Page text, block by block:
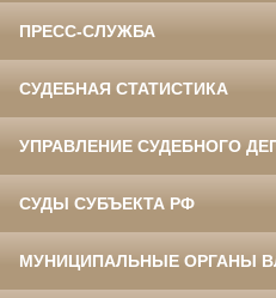
ПРЕСС-СЛУЖБА
СУДЕБНАЯ СТАТИСТИКА
УПРАВЛЕНИЕ СУДЕБНОГО
СУДЫ СУБЪЕКТА РФ
МУНИЦИПАЛЬНЫЕ ОРГАНЫ